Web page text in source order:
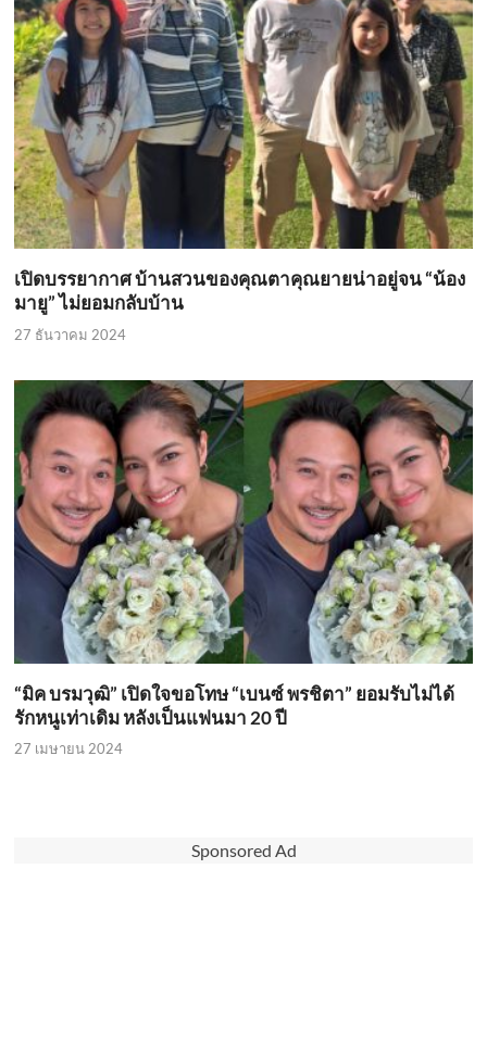
เปิดบรรยากาศ บ้านสวนของคุณตาคุณยายน่าอยู่จน “น้อง
มายู” ไม่ยอมกลับบ้าน
27 ธันวาคม 2024
“มิค บรมวุฒิ” เปิดใจขอโทษ “เบนซ์ พรชิตา” ยอมรับไม่ได้
รักหนูเท่าเดิม หลังเป็นแฟนมา 20 ปี
27 เมษายน 2024
Sponsored Ad